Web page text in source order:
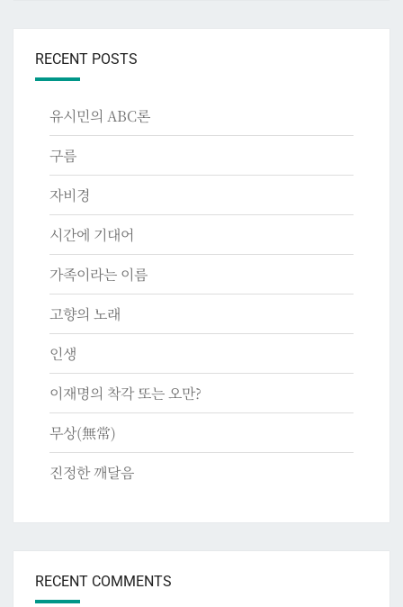
RECENT POSTS
유시민의 ABC론
구름
자비경
시간에 기대어
가족이라는 이름
고향의 노래
인생
이재명의 착각 또는 오만?
무상(無常)
진정한 깨달음
RECENT COMMENTS